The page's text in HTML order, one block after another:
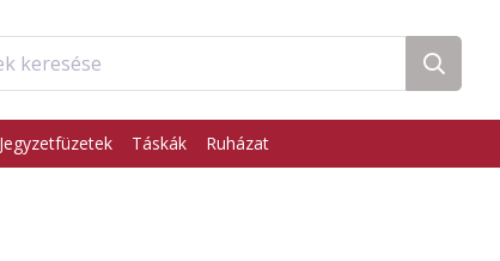
Jegyzetfüzetek Táskák Ruházat